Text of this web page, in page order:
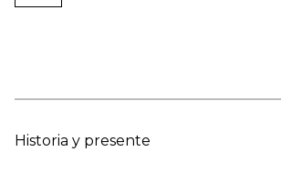
Historia y presente